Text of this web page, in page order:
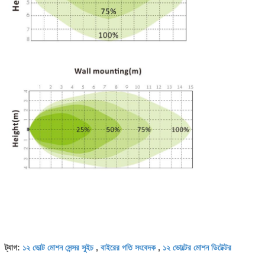
ট্যাগ: ১২ ভোল্ট মোশন সেন্সর সুইচ, বাইরের গতি সংবেদক, ১২ ভোল্টের মোশন ডিটেক্টর